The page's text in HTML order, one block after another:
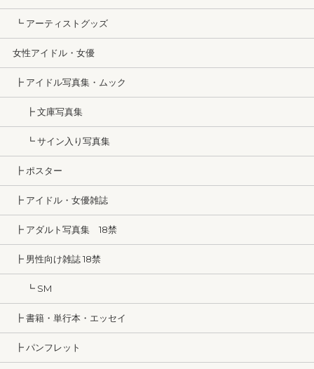
┗ アーティストグッズ
女性アイドル・女優
┣ アイドル写真集・ムック
┣ 文庫写真集
┗ サイン入り写真集
┣ ポスター
┣ アイドル・女優雑誌
┣ アダルト写真集 18禁
┣ 男性向け雑誌 18禁
┗ SM
┣ 書籍・単行本・エッセイ
┣ パンフレット